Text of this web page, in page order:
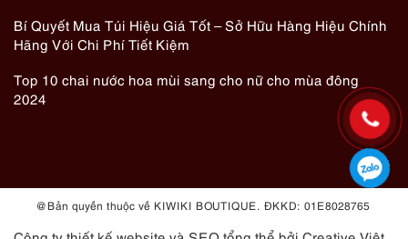
Bí Quyết Mua Túi Hiệu Giá Tốt – Sở Hữu Hàng Hiệu Chính
Hãng Với Chi Phí Tiết Kiệm
Top 10 chai nước hoa mùi sang cho nữ cho mùa đông
2024
@ Bản quyền thuộc về KIWIKI BOUTIQUE. ĐKKD: 01E8028765